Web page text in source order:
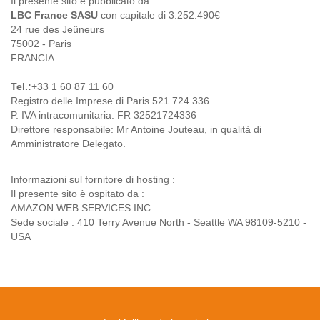
LBC France SASU con capitale di 3.252.490€
24 rue des Jeûneurs
75002 - Paris
FRANCIA
Tel.:+33 1 60 87 11 60
Registro delle Imprese di Paris 521 724 336
P. IVA intracomunitaria: FR 32521724336
Direttore responsabile: Mr Antoine Jouteau, in qualità di
Amministratore Delegato.
Informazioni sul fornitore di hosting :
Il presente sito è ospitato da :
AMAZON WEB SERVICES INC
Sede sociale : 410 Terry Avenue North - Seattle WA 98109-5210 -
USA